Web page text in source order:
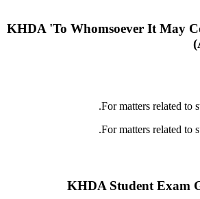
KHDA 'To Whomsoever It May
For matters related to
For matters related to
KHDA Student Exam